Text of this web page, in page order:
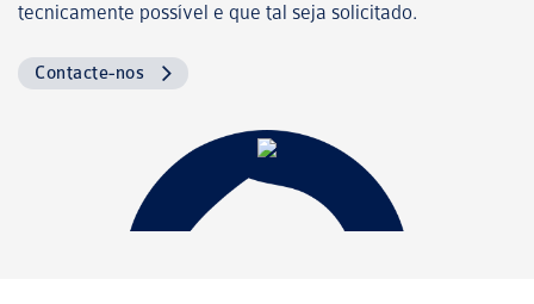
tecnicamente possível e que tal seja solicitado.
Contacte-nos